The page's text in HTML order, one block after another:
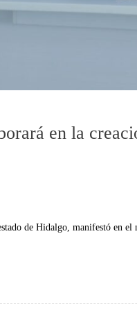
en la
de Hidalgo, manifestó en